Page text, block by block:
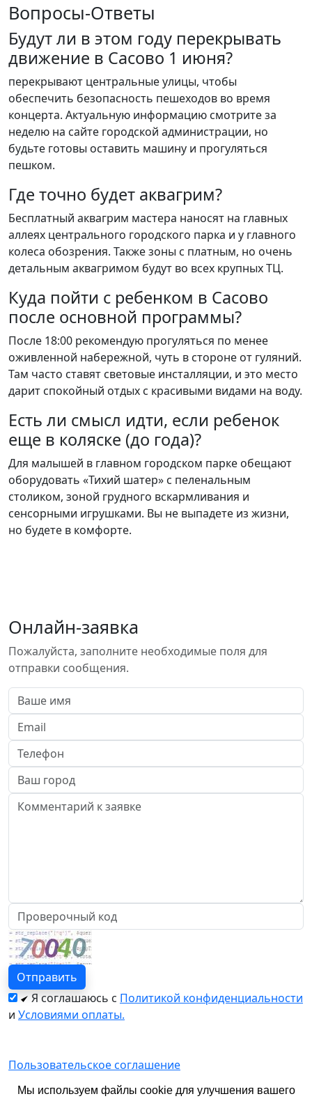
Вопросы-Ответы
Будут ли в этом году перекрывать
движение в Сасово 1 июня?
перекрывают центральные улицы, чтобы
обеспечить безопасность пешеходов во время
концерта. Актуальную информацию смотрите за
неделю на сайте городской администрации, но
будьте готовы оставить машину и прогуляться
пешком.
Где точно будет аквагрим?
Бесплатный аквагрим мастера наносят на главных
аллеях центрального городского парка и у главного
колеса обозрения. Также зоны с платным, но очень
детальным аквагримом будут во всех крупных ТЦ.
Куда пойти с ребенком в Сасово
после основной программы?
После 18:00 рекомендую прогуляться по менее
оживленной набережной, чуть в стороне от гуляний.
Там часто ставят световые инсталляции, и это место
дарит спокойный отдых с красивыми видами на воду.
Есть ли смысл идти, если ребенок
еще в коляске (до года)?
Для малышей в главном городском парке обещают
оборудовать «Тихий шатер» с пеленальным
столиком, зоной грудного вскармливания и
сенсорными игрушками. Вы не выпадете из жизни,
но будете в комфорте.
Онлайн-заявка
Пожалуйста, заполните необходимые поля для
отправки сообщения.
Я соглашаюсь с Политикой конфиденциальности
и Условиями оплаты.
Пользовательское соглашение
Политика конфиденциальности
Мы используем файлы cookie для улучшения вашего